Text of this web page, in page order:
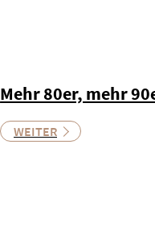
Mehr 80er, mehr
WEITER